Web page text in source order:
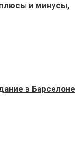
и минусы,
в Барселоне